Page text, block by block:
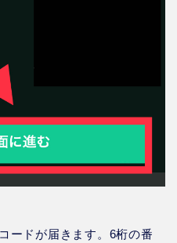
ードが届きます。6桁の番